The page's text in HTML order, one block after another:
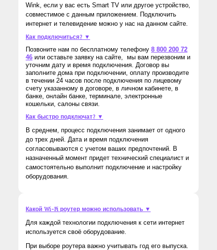
Wink, если у вас есть Smart TV или другое устройство,
совместимое с данным приложением. Подключить
интернет и телевидение можно у нас на данном сайте.
Как подключиться? ▼
Позвоните нам по бесплатному телефону 8 800 200 72
46 или оставьте заявку на сайте, мы вам перезвоним и
уточним дату и время подключения. Договор вы
заполните дома при подключении, оплату производите
в течении 24 часов после подключения по лицевому
счету указанному в договоре, в личном кабинете, в
банке, онлайн банке, терминале, электронные
кошельки, салоны связи.
Как быстро подключат? ▼
В среднем, процесс подключения занимает от одного
до трех дней. Дата и время подключения
согласовываются с учетом ваших предпочтений. В
назначенный момент придет технический специалист и
самостоятельно выполнит подключение и настройку
оборудования.
Какой Wi-Fi роутер можно использовать ▼
Для каждой технологии подключения к сети интернет
используется своё оборудование.
При выборе роутера важно учитывать год его выпуска.